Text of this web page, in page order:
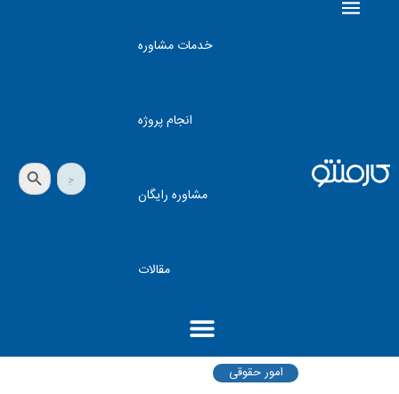
خدمات مشاوره
انجام پروژه
مشاوره رایگان
مقالات
جستجو
برای:
دکمه جستجو
امور حقوقی